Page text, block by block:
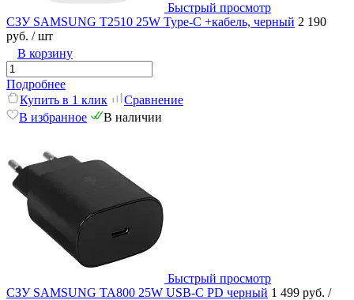
Быстрый просмотр
СЗУ SAMSUNG T2510 25W Type-C +кабель, черный 2 190
руб. / шт
В корзину
Подробнее
Купить в 1 клик
Сравнение
В избранное
В наличии
Быстрый просмотр
СЗУ SAMSUNG TA800 25W USB-C PD черный 1 499 руб. /